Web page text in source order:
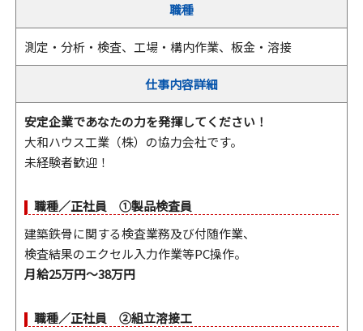
職種
測定・分析・検査、工場・構内作業、板金・溶接
仕事内容詳細
安定企業であなたの力を発揮してください！
大和ハウス工業（株）の協力会社です。
未経験者歓迎！
職種／正社員 ①製品検査員
建築鉄骨に関する検査業務及び付随作業、
検査結果のエクセル入力作業等PC操作。
月給25万円～38万円
職種／正社員 ②組立溶接工